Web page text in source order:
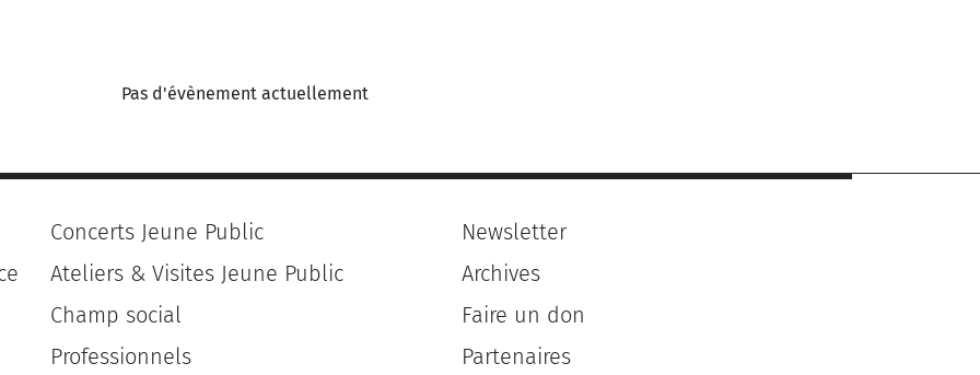
Pas d'évènement actuellement
Concerts Jeune Public
Ateliers & Visites Jeune Public
Champ social
Professionnels
Newsletter
Archives
Faire un don
Partenaires